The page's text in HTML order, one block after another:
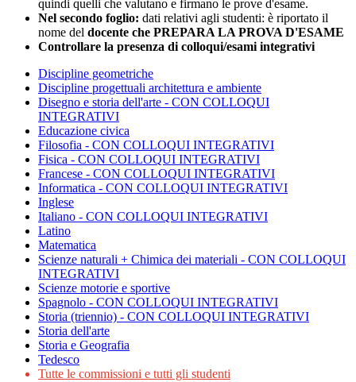
quindi quelli che valutano e firmano le prove d'esame.
Nel secondo foglio: dati relativi agli studenti: è riportato il
nome del docente che PREPARA LA PROVA D'ESAME
Controllare la presenza di colloqui/esami integrativi
Discipline geometriche
Discipline progettuali architettura e ambiente
Disegno e storia dell'arte - CON COLLOQUI
INTEGRATIVI
Educazione civica
Filosofia - CON COLLOQUI INTEGRATIVI
Fisica - CON COLLOQUI INTEGRATIVI
Francese - CON COLLOQUI INTEGRATIVI
Informatica - CON COLLOQUI INTEGRATIVI
Inglese
Italiano - CON COLLOQUI INTEGRATIVI
Latino
Matematica
Scienze naturali + Chimica dei materiali - CON COLLOQUI
INTEGRATIVI
Scienze motorie e sportive
Spagnolo - CON COLLOQUI INTEGRATIVI
Storia (triennio) - CON COLLOQUI INTEGRATIVI
Storia dell'arte
Storia e Geografia
Tedesco
Tutte le commissioni e tutti gli studenti